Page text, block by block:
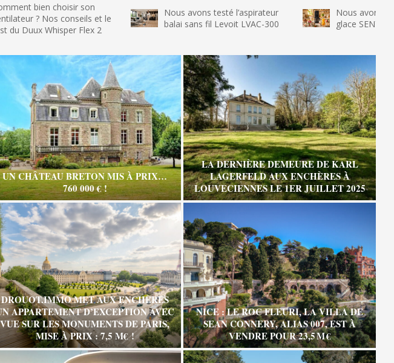
choisir son
Nos conseils et le
Whisper Flex 2
Nous avons testé l’aspirateur
balai sans fil Levoit LVAC-300
Nous avons testé la
glace SENYA My Little
UN CHÂTEAU BRETON MIS À PRIX…
760 000 € !
LA DERNIÈRE DEMEURE DE KARL
LAGERFELD AUX ENCHÈRES À
LOUVECIENNES LE 1ER JUILLET 2025
DROUOT.IMMO MET AUX ENCHÈRES
APPARTEMENT D’EXCEPTION AVEC
VUE SUR LES MONUMENTS DE PARIS,
MISE À PRIX : 7,5 M€ !
NICE : LE ROC FLEURI, LA VILLA DE
SEAN CONNERY, ALIAS 007, EST À
VENDRE POUR 23,5 M €